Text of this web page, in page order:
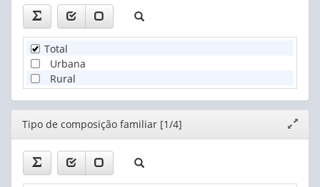
Total
Urbana
Rural
Editor
janela
Tipo de composição familiar [1/4]